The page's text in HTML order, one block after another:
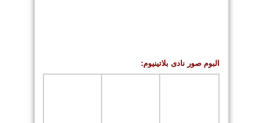
البوم صور نادى بلاتينيوم: